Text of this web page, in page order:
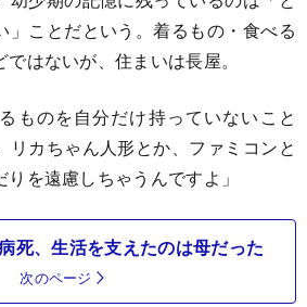
」ことだという。着るもの・食べる
はないが、住まいは長屋。
ものを自分だけ持っていないこと
リカちゃん人形とか、ファミコンと
を遠慮しちゃうんですよ」
死、生活を支えたのは母だった
次のページ